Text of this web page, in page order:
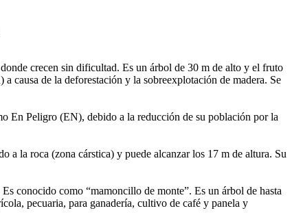
crecen sin dificultad. Es un árbol de 30 m de alto y el fruto
causa de la deforestación y la sobreexplotación de madera. Se
En Peligro (EN), debido a la reducción de su población por la
a la roca (zona cárstica) y puede alcanzar los 17 m de altura. Su
conocido como “mamoncillo de monte”. Es un árbol de hasta
pecuaria, para ganadería, cultivo de café y panela y